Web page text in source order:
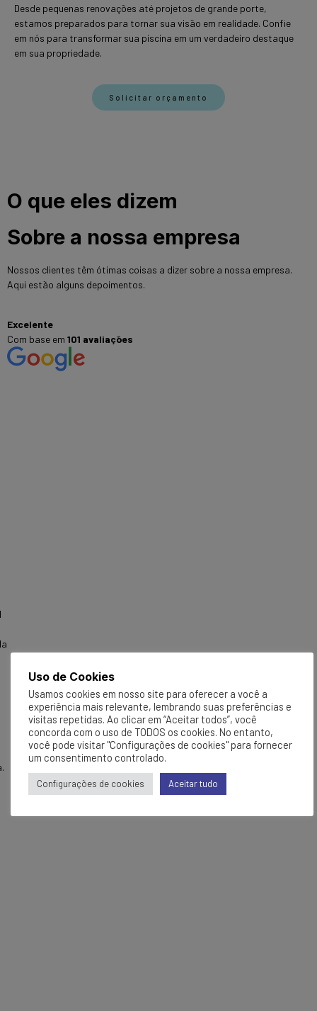
Desde pequenas renovações até projetos de grande porte,
estamos preparados para tornar sua visão em realidade. Confie
em nós para transformar sua piscina em um verdadeiro destaque
em sua propriedade.
Solicitar orçamento
O que eles dizem
Sobre a nossa empresa
Nossos clientes têm ótimas coisas a dizer sobre a nossa empresa.
Aqui estão alguns depoimentos.
Excelente
Com base em 101 avaliações
Uso de Cookies
Usamos cookies em nosso site para oferecer a você a
experiência mais relevante, lembrando suas preferências e
visitas repetidas. Ao clicar em “Aceitar todos”, você
concorda com o uso de TODOS os cookies. No entanto,
você pode visitar "Configurações de cookies" para fornecer
um consentimento controlado.
Configurações de cookies Aceitar tudo